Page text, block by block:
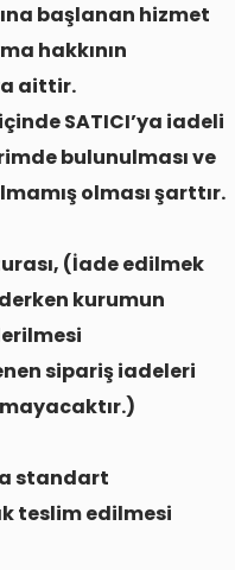
başlanan hizmet
hakkının
aittir.
SATICI’ya iadeli
bulunulması ve
olması şarttır.
(İade edilmek
kurumun
sipariş iadeleri
standart
teslim edilmesi